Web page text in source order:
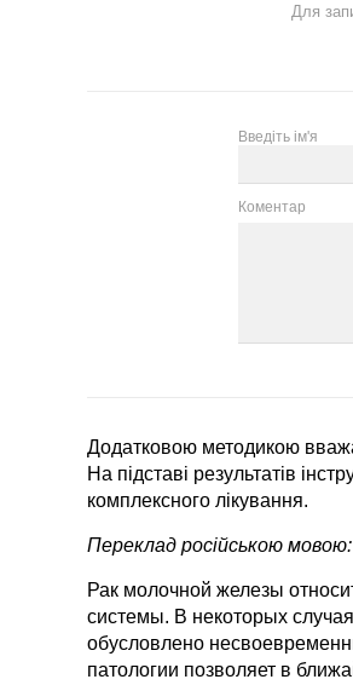
Для
Введіть ім'я
Коментар
Додатковою методикою
На підставі результатів
комплексного лікування.
Переклад російською мовою:
Рак молочной железы
системы. В некоторых
обусловлено
патологии позволяет в